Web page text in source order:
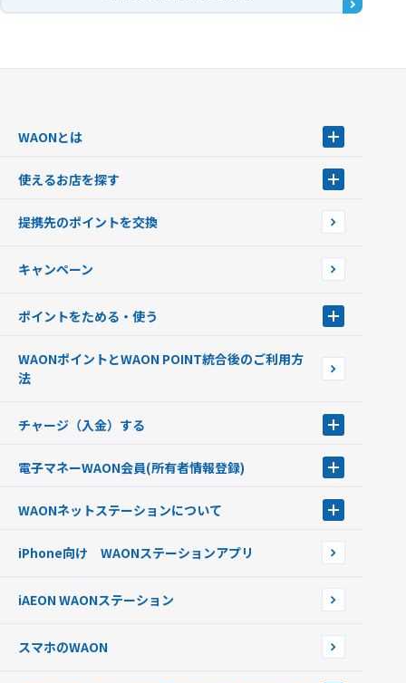
WAONとは
WAONを申込む
インターネット上でのお買い物について（ネット決済）
使えるお店を探す
店舗検索
イオン銀行ATM設置場所
提携先のポイントを交換
キャンペーン
ポイントをためる・使う
ポイントの有効期限について
WAONポイントとWAON POINT統合後のご利用方
法
チャージ（入金）する
現金でチャージする
銀行口座・ATMからチャージする
オートチャージ
ポイントからチャージする
チャージ上限金額の変更について
電子マネーWAON会員(所有者情報登録)
WAON POINTサービス会員登録に伴う個人データの共同利用のお知
WAONネットステーションについて
WAONネットステーションWAON端末について
iPhone向け WAONステーションアプリ
iAEON WAONステーション
スマホのWAON